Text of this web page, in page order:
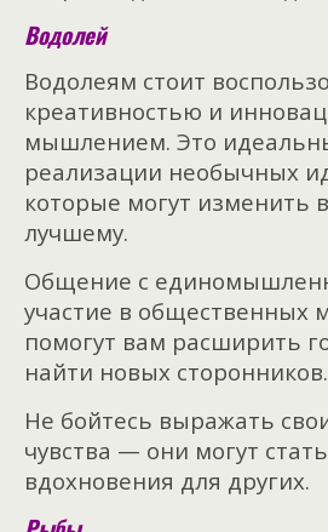
Водолей
Водолеям стоит
креативностью и
мышлением. Это
реализации необычных
которые могут изменить
лучшему.
Общение с
участие в общественных
помогут вам расширить
найти новых сторонников.
Не бойтесь выражать
чувства — они могут
вдохновения для других.